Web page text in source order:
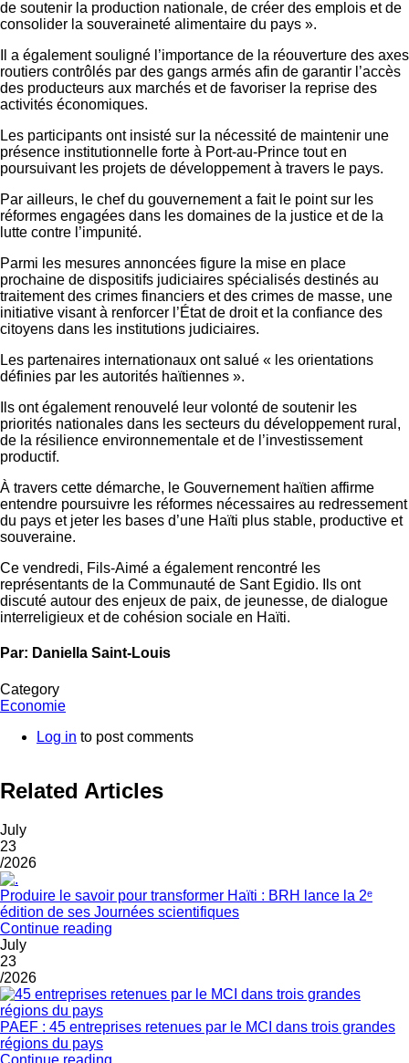
de soutenir la production nationale, de créer des emplois et de
consolider la souveraineté alimentaire du pays ».
Il a également souligné l’importance de la réouverture des axes
routiers contrôlés par des gangs armés afin de garantir l’accès
des producteurs aux marchés et de favoriser la reprise des
activités économiques.
Les participants ont insisté sur la nécessité de maintenir une
présence institutionnelle forte à Port-au-Prince tout en
poursuivant les projets de développement à travers le pays.
Par ailleurs, le chef du gouvernement a fait le point sur les
réformes engagées dans les domaines de la justice et de la
lutte contre l’impunité.
Parmi les mesures annoncées figure la mise en place
prochaine de dispositifs judiciaires spécialisés destinés au
traitement des crimes financiers et des crimes de masse, une
initiative visant à renforcer l’État de droit et la confiance des
citoyens dans les institutions judiciaires.
Les partenaires internationaux ont salué « les orientations
définies par les autorités haïtiennes ».
Ils ont également renouvelé leur volonté de soutenir les
priorités nationales dans les secteurs du développement rural,
de la résilience environnementale et de l’investissement
productif.
À travers cette démarche, le Gouvernement haïtien affirme
entendre poursuivre les réformes nécessaires au redressement
du pays et jeter les bases d’une Haïti plus stable, productive et
souveraine.
Ce vendredi, Fils-Aimé a également rencontré les
représentants de la Communauté de Sant Egidio. Ils ont
discuté autour des enjeux de paix, de jeunesse, de dialogue
interreligieux et de cohésion sociale en Haïti.
Par: Daniella Saint-Louis
Category
Economie
Log in to post comments
Related Articles
July
23
/2026
Produire le savoir pour transformer Haïti : BRH lance la 2ᵉ
édition de ses Journées scientifiques
Continue reading
July
23
/2026
PAEF : 45 entreprises retenues par le MCI dans trois grandes
régions du pays
Continue reading